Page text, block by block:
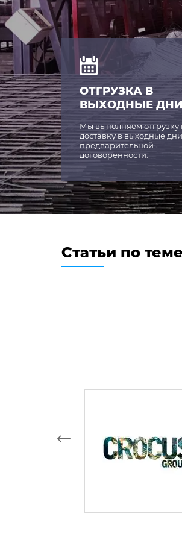
ОТГРУЗКА В
ВЫХОДНЫЕ ДНИ
Мы выполняем отгрузку
доставку в выходные
предварительной
договоренности.
Статьи по теме